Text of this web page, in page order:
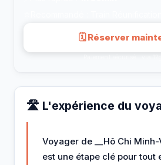
🗓 Réserver
🛣️ L'expérience du
Voyager de __Hô Chi Minh-
est une étape clé pour tout